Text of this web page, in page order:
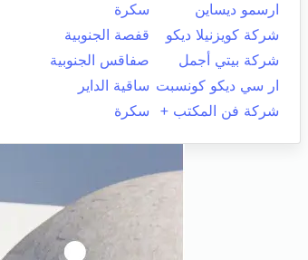
ارسمو ديساين
سكرة
شركة كويزنيلا ديكو
قفصة الجنوبية
شركة بيتي أجمل
صفاقس الجنوبية
ار سي ديكو كونسبت ساقية الداير
شركة فن المكتب +
سكرة